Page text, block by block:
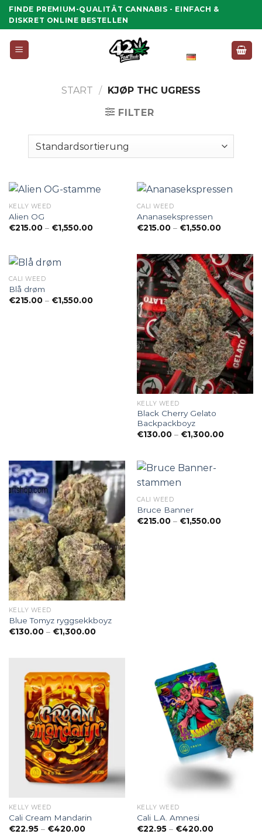
Zum
Inhalt
FINDE PREMIUM-QUALITÄT CANNABIS - EINFACH &
DISKRET ONLINE BESTELLEN
START / KJØP THC UGRESS
FILTER
KELLY WEED
Alien OG
€215.00 – €1,550.00Preisspanne:
CALI WEED
Ananasekspressen
€215.00 – €1,550.00
CALI WEED
Blå drøm
€215.00 – €1,550.00Preisspanne:
KELLY WEED
Black Cherry Gelato
Backpackboyz
€130.00 – €1,300.00
KELLY WEED
Blue Tomyz ryggsekkboyz
€130.00 – €1,300.00Preisspanne:
CALI WEED
Bruce Banner
€215.00 – €1,550.00
KELLY WEED
Cali Cream Mandarin
€22.95 – €420.00Preisspanne:
KELLY WEED
Cali L.A. Amnesi
€22.95 – €420.00